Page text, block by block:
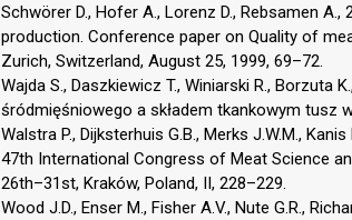
Schwörer D., Hofer A., Lorenz D., Rebsamen
production. Conference paper on Quality of
Zurich, Switzerland, August 25, 1999, 69–72.
Wajda S., Daszkiewicz T., Winiarski R., Borzuta
śródmięśniowego a składem tkankowym tusz
Walstra P., Dijksterhuis G.B., Merks J.W.M.,
47th International Congress of Meat Science
26th–31st, Kraków, Poland, II, 228–229.
Wood J.D., Enser M., Fisher A.V., Nute G.R.,